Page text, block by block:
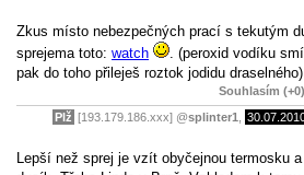
Zkus místo nebezpečných prací s tekutým
sprejema toto: watch
. (peroxid vodíku
pak do toho přileješ roztok jodidu draselného)
Souhlasím (+0)
Plž [193.179.186.xxx] @splinter1
Lepší než sprej je vzít obyčejnou termosku